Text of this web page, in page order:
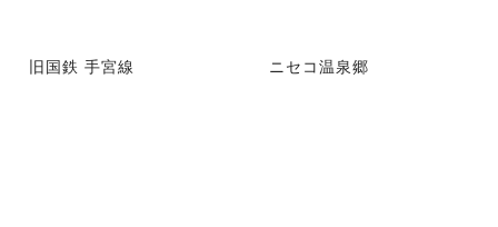
旧国鉄 手宮線 ニセコ温泉郷